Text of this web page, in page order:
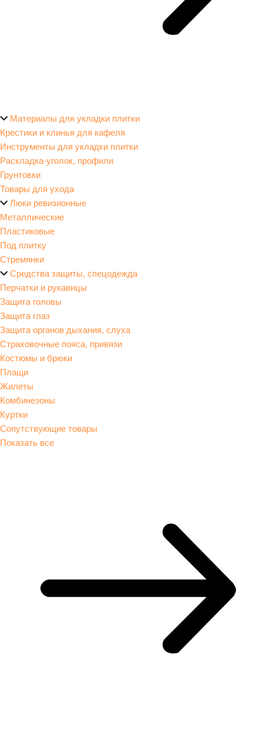
Материалы для укладки плитки
Крестики и клинья для кафеля
Инструменты для укладки плитки
Раскладка-уголок, профили
Грунтовки
Товары для ухода
Люки ревизионные
Металлические
Пластиковые
Под плитку
Стремянки
Средства защиты, спецодежда
Перчатки и рукавицы
Защита головы
Защита глаз
Защита органов дыхания, слуха
Страховочные пояса, привязи
Костюмы и брюки
Плащи
Жилеты
Комбинезоны
Куртки
Сопутствующие товары
Показать все